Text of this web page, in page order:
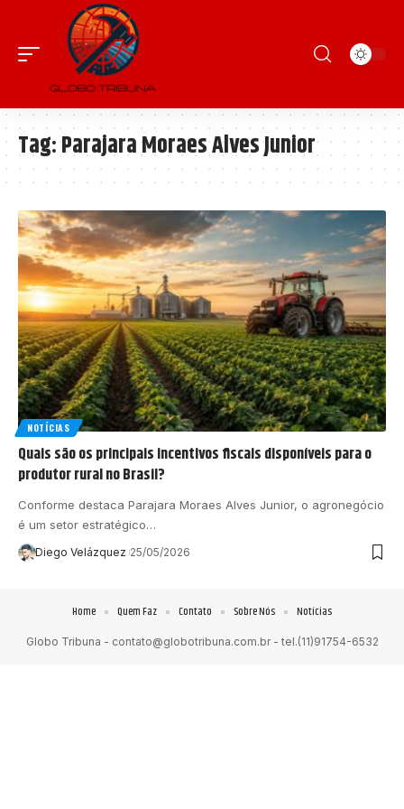
Tag:Parajara Moraes Alves Junior
NOTÍCIAS
Quais são os principais incentivos fiscais disponíveis para o
produtor rural no Brasil?
Conforme destaca Parajara Moraes Alves Junior, o agronegócio
é um setor estratégico…
Diego Velázquez 25/05/2026
Globo Tribuna - contato@globotribuna.com.br- tel.(11)91754-6532
Home Quem Faz Contato Sobre Nós Notícias